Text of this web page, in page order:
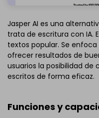
Jasper AI es una
trata de escritura con IA.
textos popular. Se
ofrecer resultados de
usuarios la posibilidad
escritos de forma eficaz.
Funciones y